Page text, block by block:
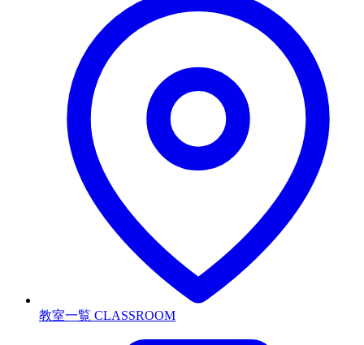
教室一覧 CLASSROOM